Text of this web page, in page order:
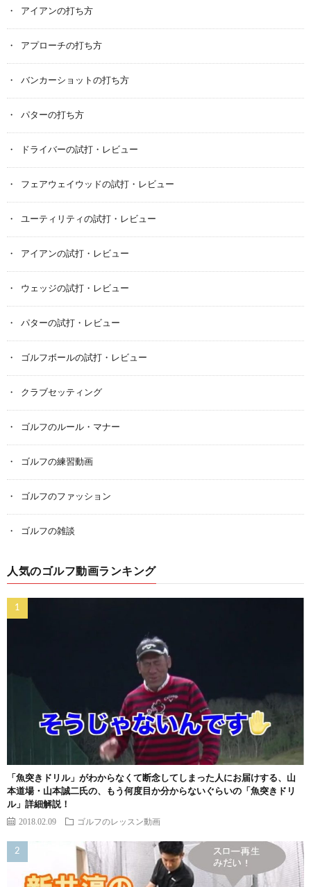
アイアンの打ち方
アプローチの打ち方
バンカーショットの打ち方
パターの打ち方
ドライバーの試打・レビュー
フェアウェイウッドの試打・レビュー
ユーティリティの試打・レビュー
アイアンの試打・レビュー
ウェッジの試打・レビュー
パターの試打・レビュー
ゴルフボールの試打・レビュー
クラブセッティング
ゴルフのルール・マナー
ゴルフの練習動画
ゴルフのファッション
ゴルフの雑談
人気のゴルフ動画ランキング
「魚突きドリル」がわからなくて断念してしまった人にお届けする、山
本道場・山本誠二氏の、もう何度目か分からないぐらいの「魚突きドリ
ル」詳細解説！
2018.02.09 ゴルフのレッスン動画